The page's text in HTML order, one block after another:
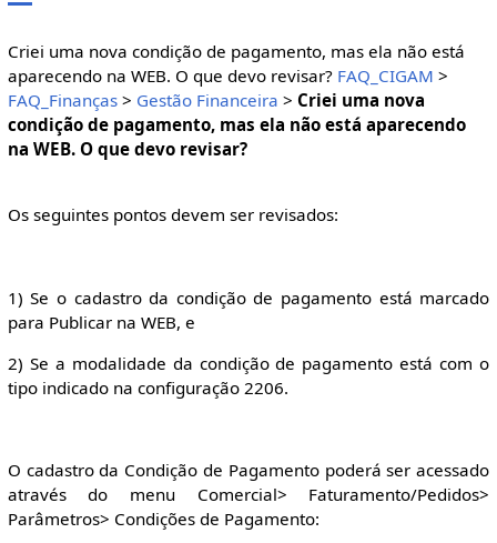
Criei uma nova condição de pagamento, mas ela não está
aparecendo na WEB. O que devo revisar? FAQ_CIGAM >
FAQ_Finanças> Gestão Financeira > Criei uma nova
condição de pagamento, mas ela não está aparecendo
na WEB. O que devo revisar?
Os seguintes pontos devem ser revisados:
1) Se o cadastro da condição de pagamento está marcado
para Publicar na WEB, e
2) Se a modalidade da condição de pagamento está com o
tipo indicado na configuração 2206.
O cadastro da Condição de Pagamento poderá ser acessado
através do menu Comercial> Faturamento/Pedidos>
Parâmetros> Condições de Pagamento: